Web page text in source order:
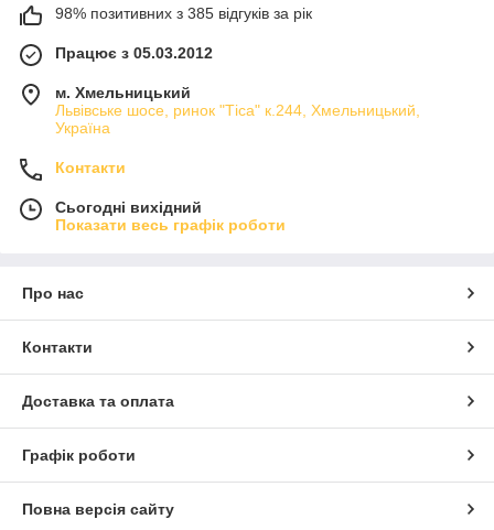
98% позитивних з 385 відгуків за рік
Працює з 05.03.2012
м. Хмельницький
Львівське шосе, ринок "Тіса" к.244, Хмельницький,
Україна
Контакти
Сьогодні вихідний
Показати весь графік роботи
Про нас
Контакти
Доставка та оплата
Графік роботи
Повна версія сайту